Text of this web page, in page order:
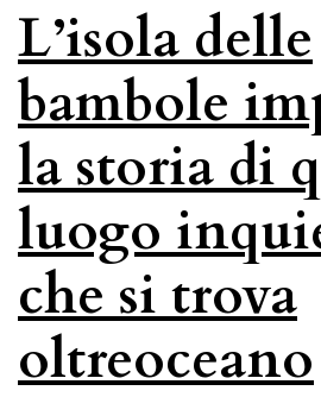
L’isola delle
bambole
la storia di
luogo
che si trova
oltreoceano